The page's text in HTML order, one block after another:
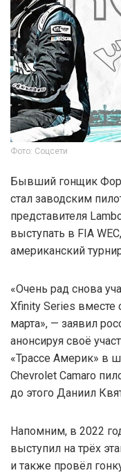
Фото: Соцсети
Бывший гонщик
стал заводским
представителя
выступать в FIA
американский
«Очень рад снова
Xfinity Series вместе
марта», — заявил
анонсируя своё
«Трассе Америк» в
Chevrolet Camaro
до этого Даниил
Напомним, в 2022
выступил на трёх
и также провёл